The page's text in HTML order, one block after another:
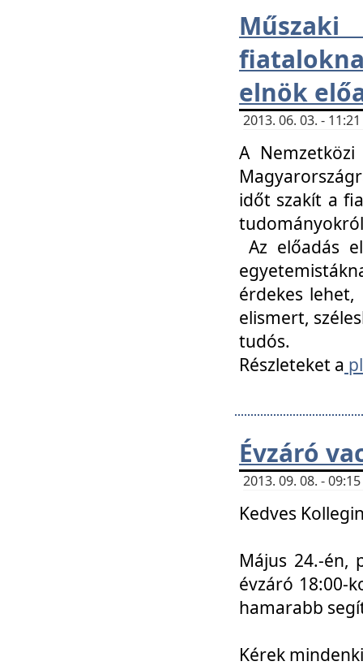
elnök
2013. 06. 03. -
A
időt szakít a
Az előadás
érdekes lehet,
elismert,
tudós.
Részleteket a
Évzáró
2013. 09. 08. -
Kedves
Május 24.-én,
évzáró 18:00-
hamarabb
Kérek